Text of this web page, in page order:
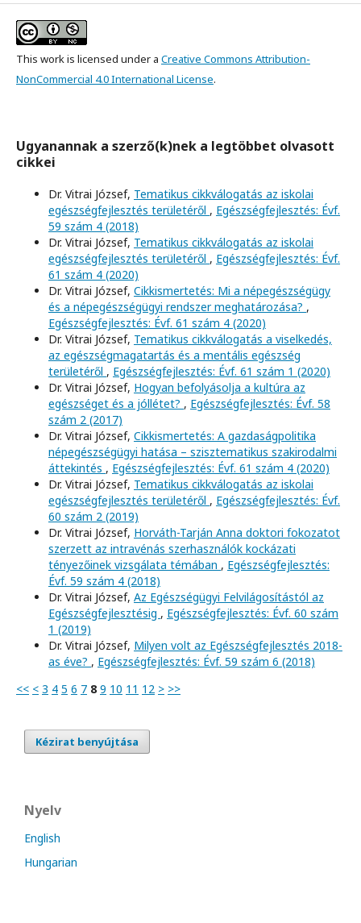
This work is licensed under a Creative Commons Attribution-
NonCommercial 4.0 International License.
Ugyanannak a szerző(k)nek a legtöbbet olvasott
cikkei
Dr. Vitrai József, Tematikus cikkválogatás az iskolai
egészségfejlesztés területéről , Egészségfejlesztés: Évf.
59 szám 4 (2018)
Dr. Vitrai József, Tematikus cikkválogatás az iskolai
egészségfejlesztés területéről , Egészségfejlesztés: Évf.
61 szám 4 (2020)
Dr. Vitrai József, Cikkismertetés: Mi a népegészségügy
és a népegészségügyi rendszer meghatározása? ,
Egészségfejlesztés: Évf. 61 szám 4 (2020)
Dr. Vitrai József, Tematikus cikkválogatás a viselkedés,
az egészségmagatartás és a mentális egészség
területéről , Egészségfejlesztés: Évf. 61 szám 1 (2020)
Dr. Vitrai József, Hogyan befolyásolja a kultúra az
egészséget és a jóllétet? , Egészségfejlesztés: Évf. 58
szám 2 (2017)
Dr. Vitrai József, Cikkismertetés: A gazdaságpolitika
népegészségügyi hatása – szisztematikus szakirodalmi
áttekintés , Egészségfejlesztés: Évf. 61 szám 4 (2020)
Dr. Vitrai József, Tematikus cikkválogatás az iskolai
egészségfejlesztés területéről , Egészségfejlesztés: Évf.
60 szám 2 (2019)
Dr. Vitrai József, Horváth-Tarján Anna doktori fokozatot
szerzett az intravénás szerhasználók kockázati
tényezőinek vizsgálata témában , Egészségfejlesztés:
Évf. 59 szám 4 (2018)
Dr. Vitrai József, Az Egészségügyi Felvilágosítástól az
Egészségfejlesztésig , Egészségfejlesztés: Évf. 60 szám
1 (2019)
Dr. Vitrai József, Milyen volt az Egészségfejlesztés 2018-
as éve? , Egészségfejlesztés: Évf. 59 szám 6 (2018)
<< < 3 4 5 6 7 8 9 10 11 12 > >>
Kézirat benyújtása
Nyelv
English
Hungarian